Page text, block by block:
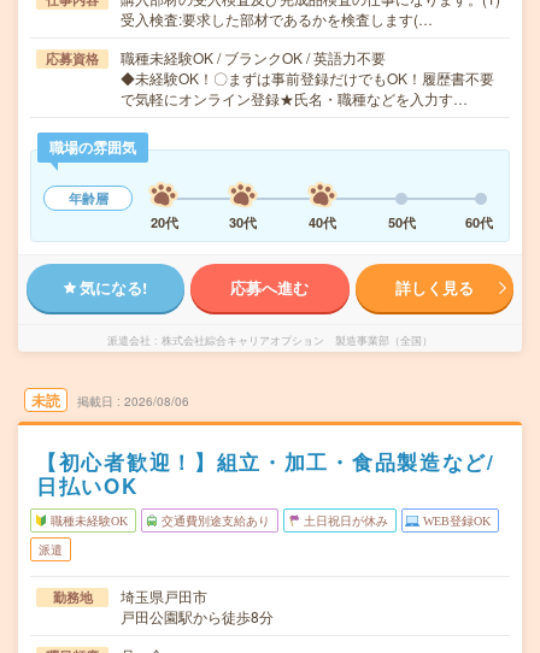
受入検査:要求した部材であるかを検査します(…
応募資格
職種未経験OK / ブランクOK / 英語力不要
◆未経験OK！〇まずは事前登録だけでもOK！履歴書不要
で気軽にオンライン登録★氏名・職種などを入力す…
職場の雰囲気
年齢層
20代
30代 40代 50代 60代
気になる! 応募へ進む 詳しく見る
派遣会社 株式会社綜合キャリアオプション 製造事業部（全国）
未読 掲載日 2026/08/06
【初心者歓迎！】組立・加工・食品製造など/
日払いOK
職種未経験OK 交通費別途支給あり 土日祝日が休み WEB登録OK
派遣
勤務地
埼玉県戸田市
戸田公園駅から徒歩8分